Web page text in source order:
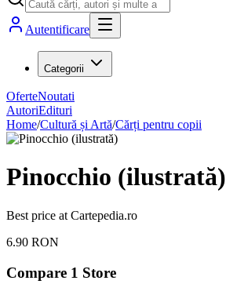
Autentificare
Categorii
OferteNoutati
AutoriEdituri
Home/Cultură și Artă/Cărți pentru copii
Pinocchio (ilustrată)
Best price at Cartepedia.ro
6.90 RON
Compare 1 Store